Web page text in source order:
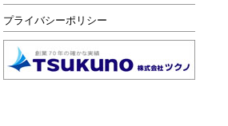
プライバシーポリシー